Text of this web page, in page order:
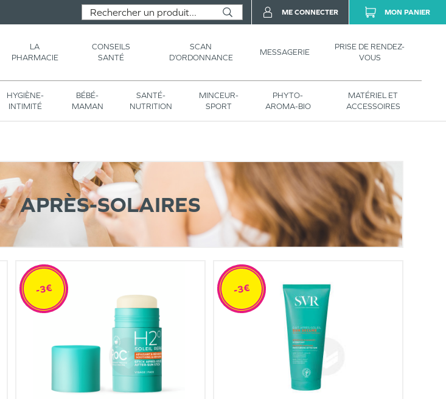
LA
PHARMACIE
CONSEILS
SANTÉ
SCAN
D’ORDONNANCE
MESSAGERIE
PRISE DE RENDEZ-
VOUS
HYGIÈNE-
INTIMITÉ
BÉBÉ-
MAMAN
SANTÉ-
NUTRITION
MINCEUR-
SPORT
PHYTO-
AROMA-BIO
MATÉRIEL ET
ACCESSOIRES
ME CONNECTER MON PANIER
APRÈS-SOLAIRES
-3€ -3€